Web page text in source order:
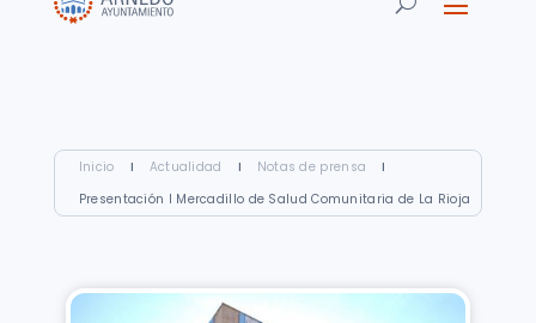
Inicio I Actualidad I Notas de prensa
I
Presentación I Mercadillo de Salud Comunitaria de La Rioja